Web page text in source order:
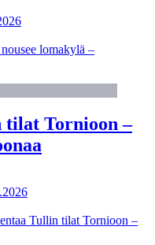
lomakylä –
tilat Tornioon –
Tullin tilat Tornioon –